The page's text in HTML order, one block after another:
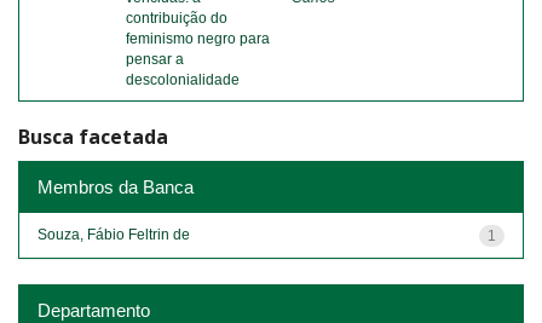
contribuição do
feminismo negro para
pensar a
descolonialidade
Busca facetada
Membros da Banca
1
Souza, Fábio Feltrin de
Departamento